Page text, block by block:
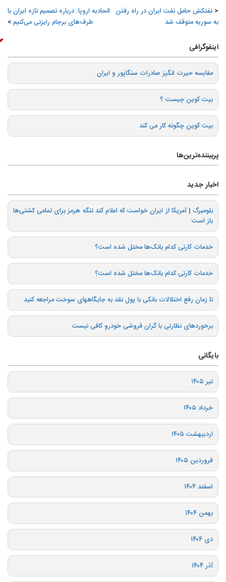
️نفتکش حامل نفت ایران در راه رفتن
به سوریه متوقف شد
️اتحادیه اروپا: درباره تصمیم تازه ایران با
طرف‌های برجام رایزنی می‌کنیم
اینفوگرافی
️مقایسه حیرت انگیز صادرات سنگاپور و ایران
بیت کوین چیست ؟
بیت کوین چگونه کار می کند
پربیننده‌ترین‌ها
اخبار جدید
بلومبرگ | آمریکا از ایران خواست که اعلام کند تنگه هرمز برای تمامی کشتی‌ها
باز است
خدمات کارتی کدام بانک‌ها مختل شده است؟
خدمات کارتی کدام بانک‌ها مختل شده است؟
تا زمان رفع اختلالات بانکی با پول نقد به جایگاههای سوخت مراجعه کنید
برخوردهای نظارتی با گران فروشی خودرو کافی نیست
بایگانی
تیر ۱۴۰۵
خرداد ۱۴۰۵
اردیبهشت ۱۴۰۵
فروردین ۱۴۰۵
اسفند ۱۴۰۴
بهمن ۱۴۰۴
دی ۱۴۰۴
آذر ۱۴۰۴